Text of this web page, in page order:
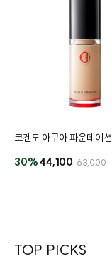
코겐도 아쿠아 파운데이션
30%44,100 63,000
TOP PICKS